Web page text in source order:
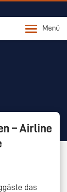
Menü
– Airline
das